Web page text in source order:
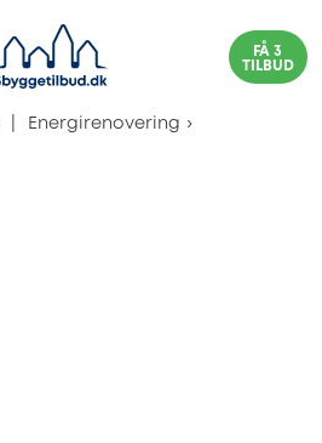
FÅ 3
TILBUD
Energirenovering ›